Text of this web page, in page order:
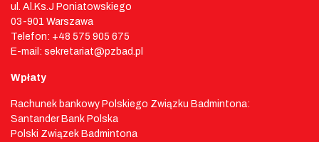
ul. Al.Ks.J Poniatowskiego
03-901 Warszawa
Telefon: +48 575 905 675
E-mail: sekretariat@pzbad.pl
Wpłaty
Rachunek bankowy Polskiego Związku Badmintona:
Santander Bank Polska
Polski Związek Badmintona